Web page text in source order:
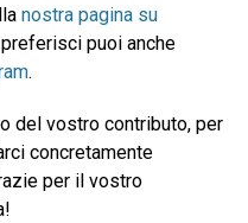
nostra pagina su
puoi anche
.
del vostro contributo, per
concretamente
per il vostro